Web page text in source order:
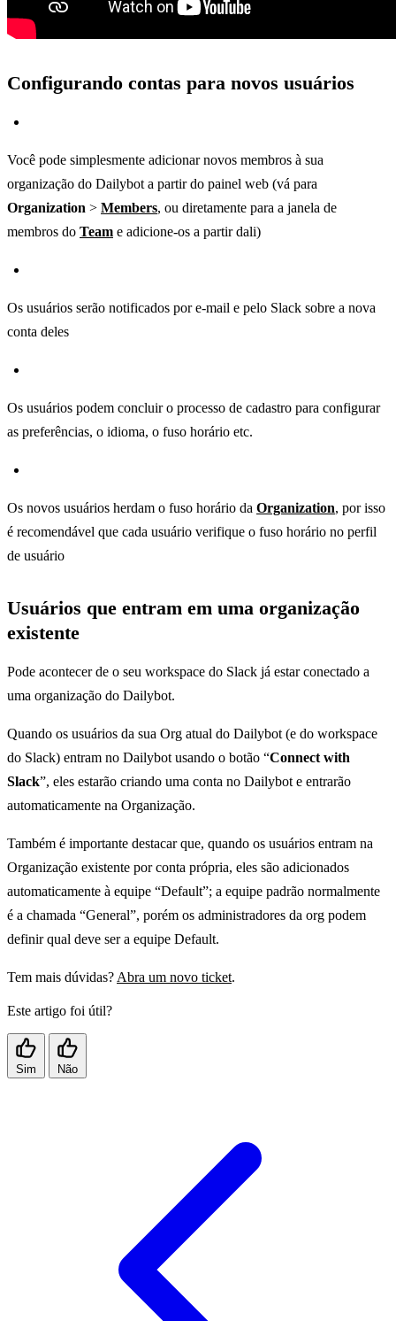
Configurando contas para novos usuários
Você pode simplesmente adicionar novos membros à sua
organização do Dailybot a partir do painel web (vá para
Organization > Members, ou diretamente para a janela de
membros do Team e adicione-os a partir dali)
Os usuários serão notificados por e-mail e pelo Slack sobre a nova
conta deles
Os usuários podem concluir o processo de cadastro para configurar
as preferências, o idioma, o fuso horário etc.
Os novos usuários herdam o fuso horário da Organization, por isso
é recomendável que cada usuário verifique o fuso horário no perfil
de usuário
Usuários que entram em uma organização
existente
Pode acontecer de o seu workspace do Slack já estar conectado a
uma organização do Dailybot.
Quando os usuários da sua Org atual do Dailybot (e do workspace
do Slack) entram no Dailybot usando o botão “Connect with
Slack”, eles estarão criando uma conta no Dailybot e entrarão
automaticamente na Organização.
Também é importante destacar que, quando os usuários entram na
Organização existente por conta própria, eles são adicionados
automaticamente à equipe “Default”; a equipe padrão normalmente
é a chamada “General”, porém os administradores da org podem
definir qual deve ser a equipe Default.
Tem mais dúvidas? Abra um novo ticket.
Este artigo foi útil?
Sim Não